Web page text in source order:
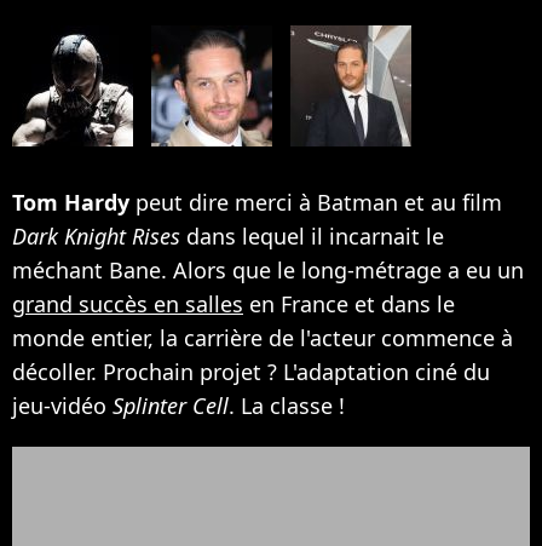
Tom Hardy peut dire merci à Batman et au film
Dark Knight Rises dans lequel il incarnait le
méchant Bane. Alors que le long-métrage a eu un
grand succès en salles en France et dans le
monde entier, la carrière de l'acteur commence à
décoller. Prochain projet ? L'adaptation ciné du
jeu-vidéo Splinter Cell. La classe !